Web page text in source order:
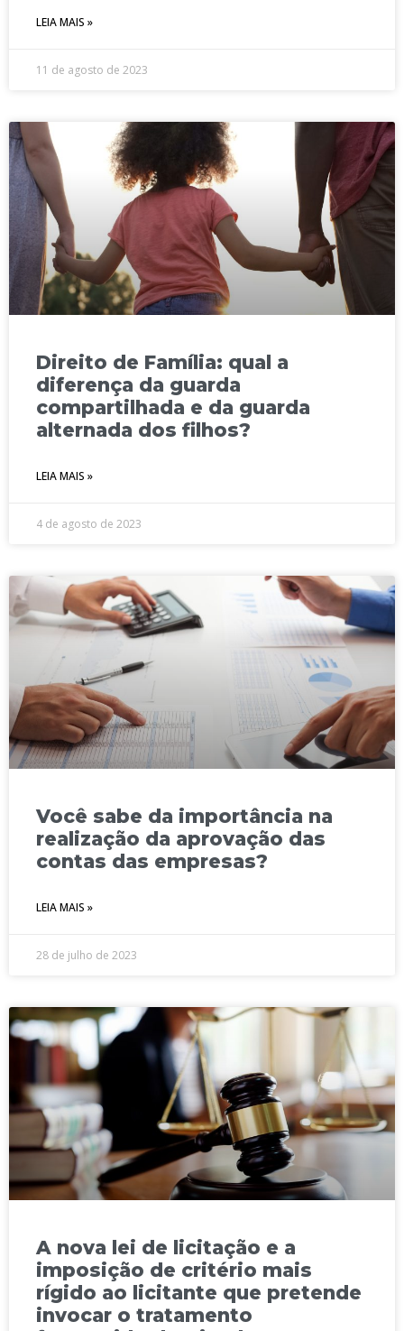
LEIA MAIS »
11 de agosto de 2023
Direito de Família: qual a
diferença da guarda
compartilhada e da guarda
alternada dos filhos?
LEIA MAIS »
4 de agosto de 2023
Você sabe da importância na
realização da aprovação das
contas das empresas?
LEIA MAIS »
28 de julho de 2023
A nova lei de licitação e a
imposição de critério mais
rígido ao licitante que pretende
invocar o tratamento